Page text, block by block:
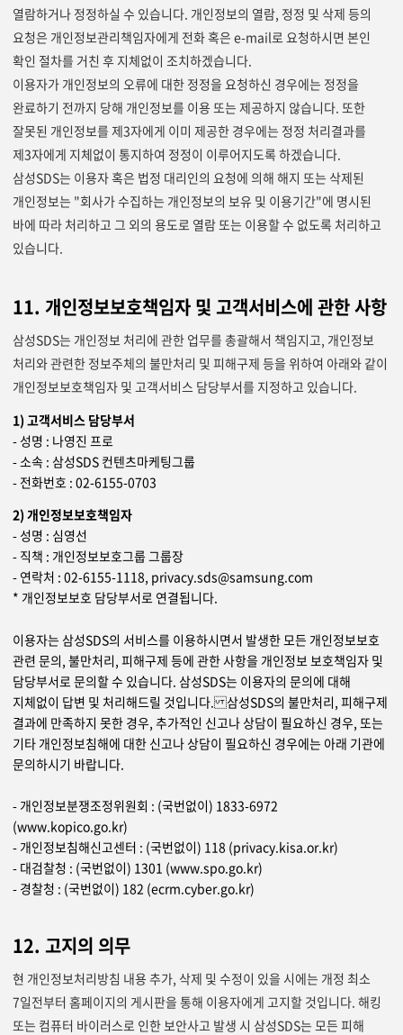
열람하거나 정정하실 수 있습니다. 개인정보의 열람, 정정 및 삭제 등의
요청은 개인정보관리책임자에게 전화 혹은 e-mail로 요청하시면 본인
확인 절차를 거친 후 지체없이 조치하겠습니다.
이용자가 개인정보의 오류에 대한 정정을 요청하신 경우에는 정정을
완료하기 전까지 당해 개인정보를 이용 또는 제공하지 않습니다. 또한
잘못된 개인정보를 제3자에게 이미 제공한 경우에는 정정 처리결과를
제3자에게 지체없이 통지하여 정정이 이루어지도록 하겠습니다.
삼성SDS는 이용자 혹은 법정 대리인의 요청에 의해 해지 또는 삭제된
개인정보는 "회사가 수집하는 개인정보의 보유 및 이용기간"에 명시된
바에 따라 처리하고 그 외의 용도로 열람 또는 이용할 수 없도록 처리하고
있습니다.
11. 개인정보보호책임자 및 고객서비스에 관한 사항
삼성SDS는 개인정보 처리에 관한 업무를 총괄해서 책임지고, 개인정보
처리와 관련한 정보주체의 불만처리 및 피해구제 등을 위하여 아래와 같이
개인정보보호책임자 및 고객서비스 담당부서를 지정하고 있습니다.
1) 고객서비스 담당부서
- 성명 : 나영진 프로
- 소속 : 삼성SDS 컨텐츠마케팅그룹
- 전화번호 : 02-6155-0703
2) 개인정보보호책임자
- 성명 : 심영선
- 직책 : 개인정보보호그룹 그룹장
- 연락처 : 02-6155-1118, privacy.sds@samsung.com
* 개인정보보호 담당부서로 연결됩니다.
이용자는 삼성SDS의 서비스를 이용하시면서 발생한 모든 개인정보보호
관련 문의, 불만처리, 피해구제 등에 관한 사항을 개인정보 보호책임자 및
담당부서로 문의할 수 있습니다. 삼성SDS는 이용자의 문의에 대해
지체없이 답변 및 처리해드릴 것입니다. 삼성SDS의 불만처리, 피해구제
결과에 만족하지 못한 경우, 추가적인 신고나 상담이 필요하신 경우, 또는
기타 개인정보침해에 대한 신고나 상담이 필요하신 경우에는 아래 기관에
문의하시기 바랍니다.
- 개인정보분쟁조정위원회 : (국번없이) 1833-6972
(www.kopico.go.kr)
- 개인정보침해신고센터 : (국번없이) 118 (privacy.kisa.or.kr)
- 대검찰청 : (국번없이) 1301 (www.spo.go.kr)
- 경찰청 : (국번없이) 182 (ecrm.cyber.go.kr)
12. 고지의 의무
현 개인정보처리방침 내용 추가, 삭제 및 수정이 있을 시에는 개정 최소
7일전부터 홈페이지의 게시판을 통해 이용자에게 고지할 것입니다. 해킹
또는 컴퓨터 바이러스로 인한 보안사고 발생 시 삼성SDS는 모든 피해